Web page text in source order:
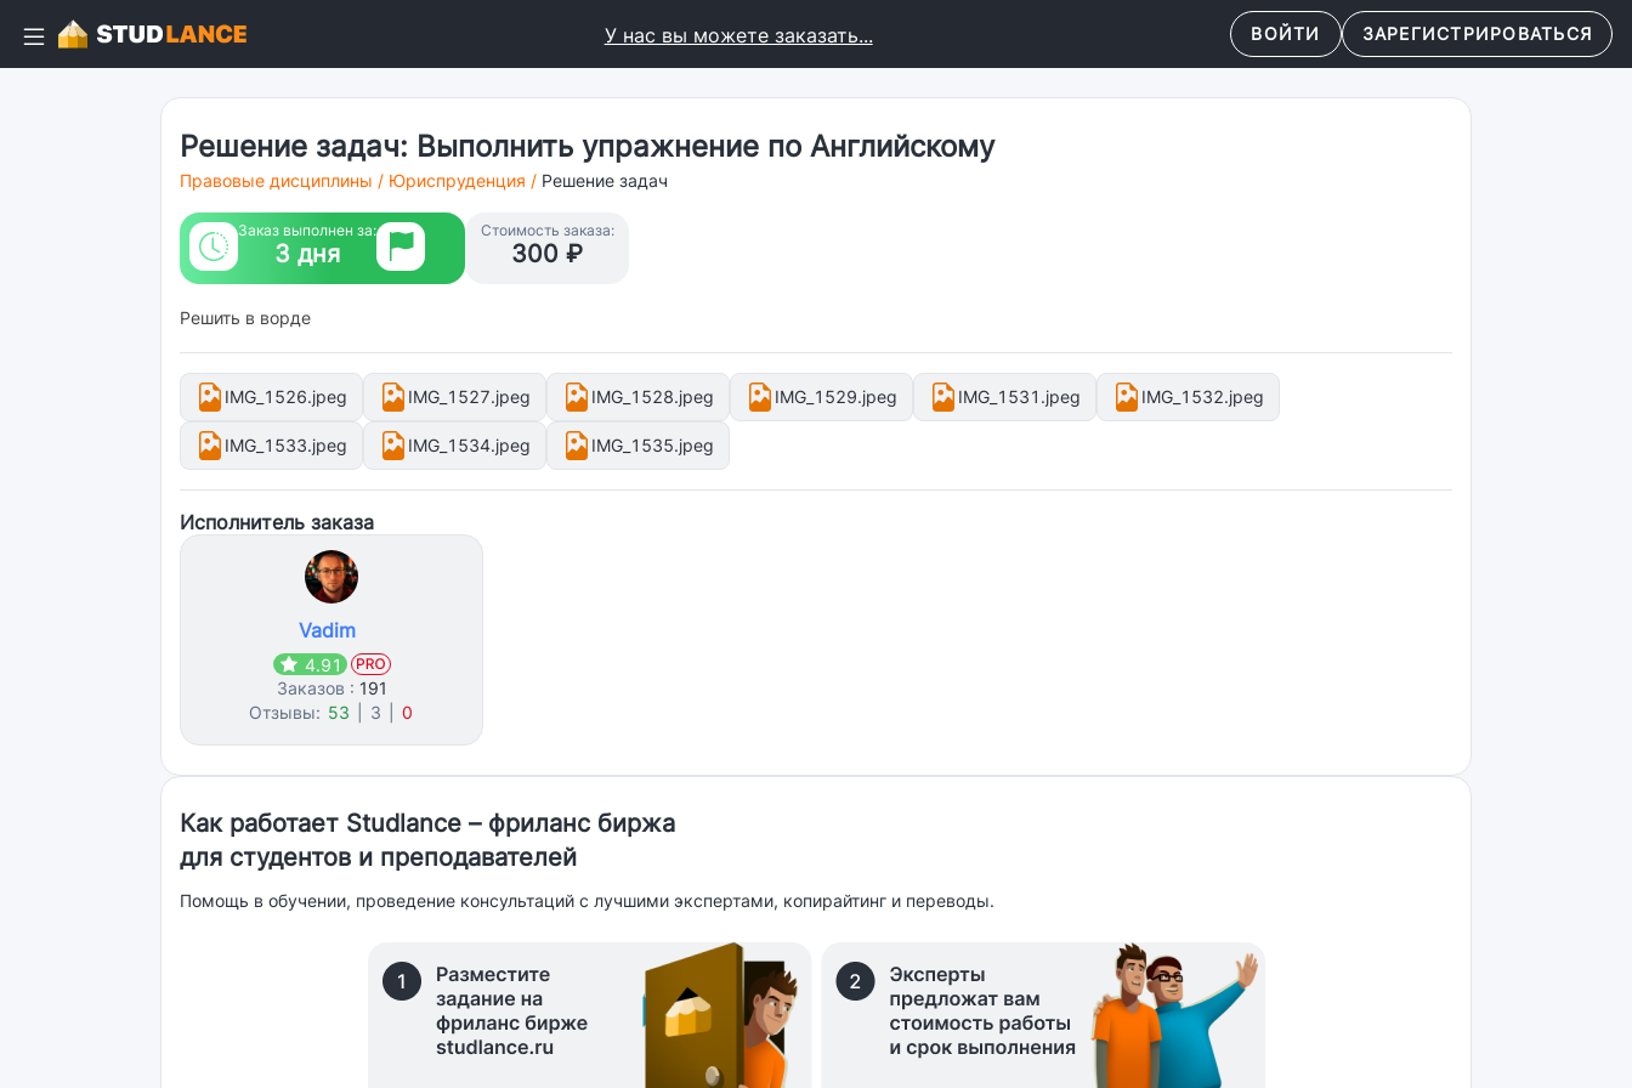
У нас вы можете заказать... ВОЙТИ ЗАРЕГИСТРИРОВАТЬСЯ
Решение задач: Выполнить упражнение по Английскому
Правовые дисциплины / Юриспруденция / Решение задач
Заказ выполнен за:
3 дня
Стоимость заказа:
300 ₽
Решить в ворде
IMG_1526.jpeg IMG_1527.jpeg IMG_1528.jpeg IMG_1529.jpeg IMG_1531.jpeg IMG_1532.jpeg
IMG_1533.jpeg IMG_1534.jpeg IMG_1535.jpeg
Исполнитель заказа
Vadim
4.91
Заказов : 191
Отзывы: 53 3 0
Как работает Studlance – фриланс биржа
для студентов и преподавателей
Помощь в обучении, проведение консультаций с лучшими экспертами, копирайтинг и переводы.